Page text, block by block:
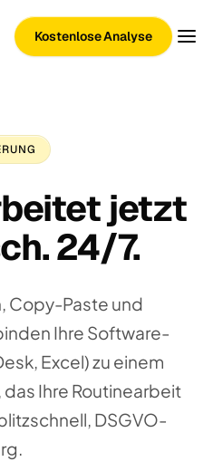
Kostenlose Analyse
jetzt
24/7.
Copy-Paste und
Ihre Software-
Excel) zu einem
Ihre Routinearbeit
DSGVO-